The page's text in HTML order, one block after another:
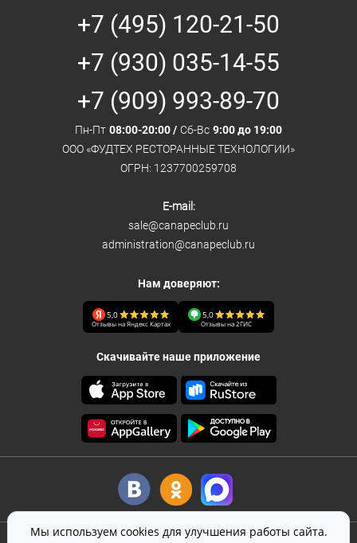
+7 (495) 120-21-50
+7 (930) 035-14-55
+7 (909) 993-89-70
Пн-Пт 08:00-20:00 / Сб-Вс 9:00 до 19:00
ООО «ФУДТЕХ РЕСТОРАННЫЕ ТЕХНОЛОГИИ»
ОГРН: 1237700259708
E-mail:
sale@canapeclub.ru
administration@canapeclub.ru
Нам доверяют:
5,0
Отзывы на Яндекс Картах
5,0
Отзывы на 2ГИС
Скачивайте наше приложение
©2026 Canape Club- кейтерингв Москве
Мы используем cookies для улучшения работы сайта.